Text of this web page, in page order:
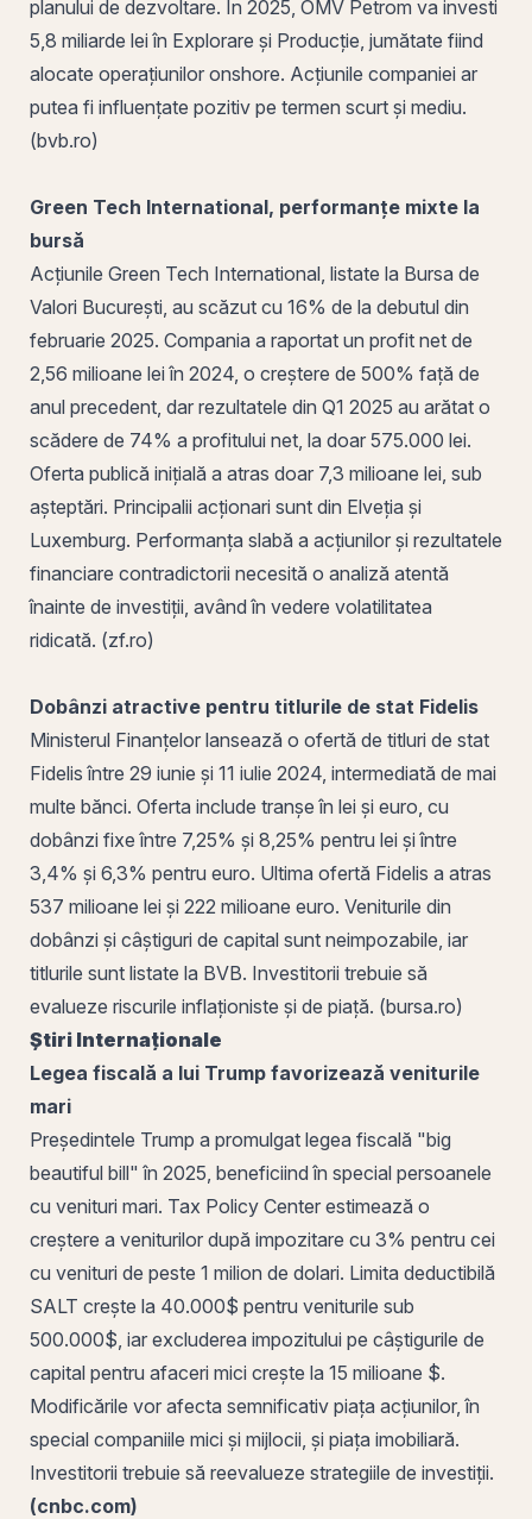
planului de dezvoltare. În 2025, OMV Petrom va investi
5,8 miliarde lei în Explorare și Producție, jumătate fiind
alocate operațiunilor onshore. Acțiunile companiei ar
putea fi influențate pozitiv pe termen scurt și mediu.
(bvb.ro)
Green Tech International, performanțe mixte la
bursă
Acțiunile Green Tech International, listate la Bursa de
Valori București, au scăzut cu 16% de la debutul din
februarie 2025. Compania a raportat un profit net de
2,56 milioane lei în 2024, o creștere de 500% față de
anul precedent, dar rezultatele din Q1 2025 au arătat o
scădere de 74% a profitului net, la doar 575.000 lei.
Oferta publică inițială a atras doar 7,3 milioane lei, sub
așteptări. Principalii acționari sunt din Elveția și
Luxemburg. Performanța slabă a acțiunilor și rezultatele
financiare contradictorii necesită o analiză atentă
înainte de investiții, având în vedere volatilitatea
ridicată. (zf.ro)
Dobânzi atractive pentru titlurile de stat Fidelis
Ministerul Finanțelor lansează o ofertă de titluri de stat
Fidelis între 29 iunie și 11 iulie 2024, intermediată de mai
multe bănci. Oferta include tranșe în lei și euro, cu
dobânzi fixe între 7,25% și 8,25% pentru lei și între
3,4% și 6,3% pentru euro. Ultima ofertă Fidelis a atras
537 milioane lei și 222 milioane euro. Veniturile din
dobânzi și câștiguri de capital sunt neimpozabile, iar
titlurile sunt listate la BVB. Investitorii trebuie să
evalueze riscurile inflaționiste și de piață. (bursa.ro)
Știri Internaționale
Legea fiscală a lui Trump favorizează veniturile
mari
Președintele Trump a promulgat legea fiscală "big
beautiful bill" în 2025, beneficiind în special persoanele
cu venituri mari. Tax Policy Center estimează o
creștere a veniturilor după impozitare cu 3% pentru cei
cu venituri de peste 1 milion de dolari. Limita deductibilă
SALT crește la 40.000$ pentru veniturile sub
500.000$, iar excluderea impozitului pe câștigurile de
capital pentru afaceri mici crește la 15 milioane $.
Modificările vor afecta semnificativ piața acțiunilor, în
special companiile mici și mijlocii, și piața imobiliară.
Investitorii trebuie să reevalueze strategiile de investiții.
(cnbc.com)